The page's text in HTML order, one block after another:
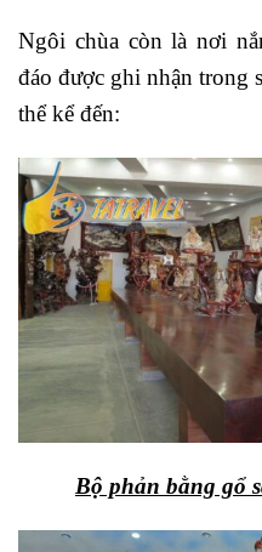
Ngôi chùa còn là nơi
đáo được ghi nhận trong
thể kể đến:
Bộ phản bằng gổ